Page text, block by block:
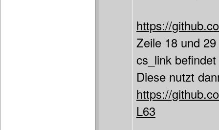
https://
Zeile 18 und
cs_link
Diese nutzt
https://
L63